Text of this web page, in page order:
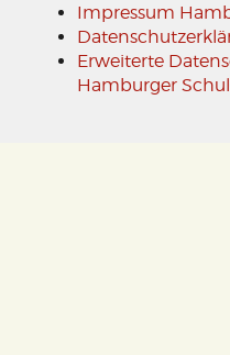
Impressum
Erweiterte
Hamburger